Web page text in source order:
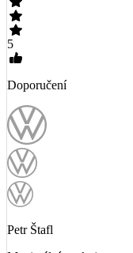
5
Doporučení
Petr Štafl